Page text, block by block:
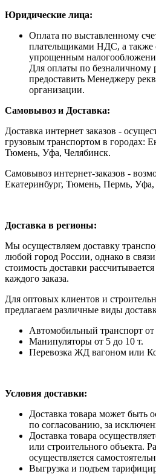
Юридические лица:
Оплата по выставленному
плательщиками НДС, а также
упрощенным
Для оплаты по безналичному
предоставить Менеджеру
организации.
Самовывоз и Доставка:
Доставка интернет заказов -
грузовым транспортом в городах:
Тюмень, Уфа, Челябинск.
Самовывоз интернет-заказов -
Екатеринбург, Тюмень, Пермь, Уфа,
Доставка в регионы:
Мы осуществляем доставку
любой город России, однако в
стоимость доставки
каждого заказа.
Для оптовых клиентов и
предлагаем различные виды
Автомобильный транспорт от
Манипуляторы от 5 до 10 т.
Перевозка ЖД вагоном или
Условия доставки:
Доставка товара может быть
по согласованию, за
Доставка товара
или строительного объекта.
осуществляется
Выгрузка и подъем